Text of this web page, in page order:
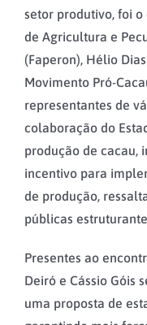
setor produtivo, foi o
de Agricultura e
(Faperon), Hélio
Movimento Pró-
representantes de
colaboração do
produção de cacau,
incentivo para
de produção,
públicas
Presentes ao
Deiró e Cássio Góis
uma proposta de